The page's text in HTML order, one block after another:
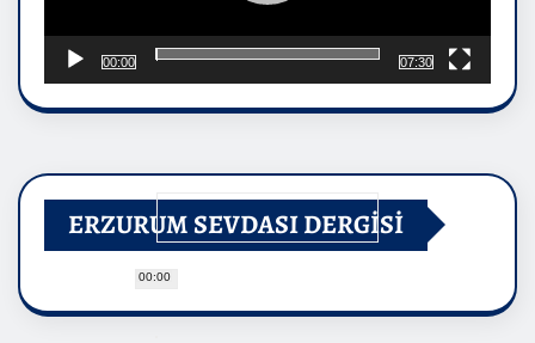
00:00
00:00
07:30
ERZURUM SEVDASI DERGİSİ